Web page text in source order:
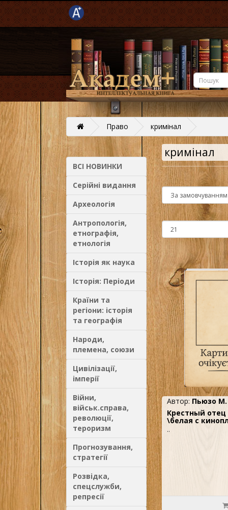
Право кримінал
ВСІ НОВИНКИ
Серійні видання
Археологія
Антропологія,
етнографія,
етнологія
Історія як наука
Історія: Періоди
Країни та
регіони: історія
та географія
Народи,
племена, союзи
Цивілізації,
імперії
Війни,
військ.справа,
революції,
тероризм
Прогнозування,
стратегії
Розвідка,
спецслужби,
репресії
кримінал
Автор: Пьюзо М.
Крестный отец
\белая с
..